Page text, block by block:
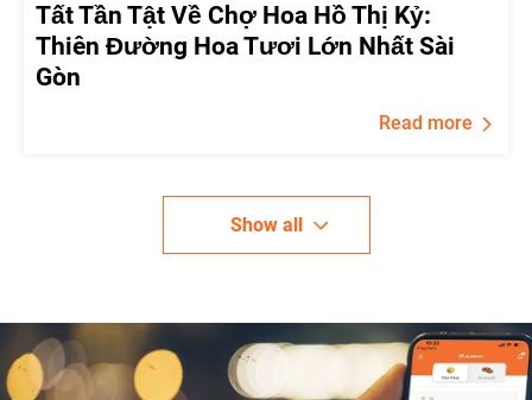
Tất Tần Tật Về Chợ Hoa Hồ Thị Kỷ:
Thiên Đường Hoa Tươi Lớn Nhất Sài
Gòn
Read more
Show all